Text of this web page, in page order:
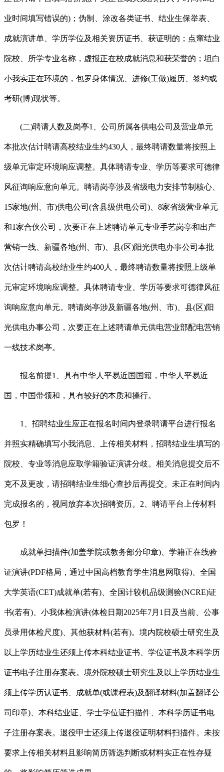
业时间填写错误的)；伪制、涂改各类证书、结业生保举表、
成就演讲单、学历学位及相关资历证书、获证明的；点窜结业
院校、所学专业名称，虚报正在校成就消息和获荣誉的；坦白
小我实正在环境的，包罗身体情况、进修(工做)履历、签约或
考研(博)现状等。
(二)聘请人数及岗亭1、公司所属各供电公司及营业单元
本批次估计聘请高校结业生约430人，最终聘请数量将按照上
级单元审定环境响应调整。具体聘请专业、学历等要求可德律
风征询响应意向单元。聘请岗亭涉及省级电力安排节制核心、
15家地(州、市)供电公司(含县级供电公司)、8家省级营业单元
和1家合伙公司，次要正在上述聘请单元专业手艺岗亭和出产
营销一线、新疆各地(州、市)、县(区)阳光供电办事公司本批
次估计聘请高校结业生约400人，最终聘请数量将按照上级单
元审定环境响应调整。具体聘请专业、学历等要求可德律风征
询响应意向单元。聘请岗亭涉及新疆各地(州、市)、县(区)阳
光供电办事公司，次要正在上述聘请单元供电营业部配电营销
一线技术岗亭。
报名前提1、具有中华人平易近国国籍，中华人平易近
国，中国带领和，具有较好的本质和操行。
1、招聘结业生应正在报名时间内登录聘请平台进行报名
并照实精确填写小我消息、上传相关材料，招聘结业生填写的
院校、专业等消息应取学籍验证演讲分歧。相关消息提交后不
克不及更改，请招聘结业生细心查抄后再提交。未正在时间内
完成报名的，视同放弃本次招聘资历。2、聘请平台上传材料
包罗！
成就单扫描件(加盖学院或教务部分印章)、学籍正在线验
证演讲(PDF格局，通过中国高档教育学生消息网取得)、全国
大学英语(CET)成就单(若有)、全国计较机品级测验(NCRE)证
书(若有)、小我体检演讲(体检日期2025年7月1日及当前、公事
员录用体检尺度)、其他获材料(若有)。境内院校硕士研究生及
以上学历结业生还须上传本科结业证书、学位证书及本科学历
证书电子注册存案表。境外院校硕士研究生及以上学历结业生
须上传学历认证书、成就单(或课程表)及翻译材料(加盖翻译公
司印章)、本科结业证、学士学位证扫描件、本科学历证书电
子注册存案表。退役甲士还须上传退役证明材料扫描件。未按
要求上传相关材料且影响简历筛选判断或材料实正在性存疑